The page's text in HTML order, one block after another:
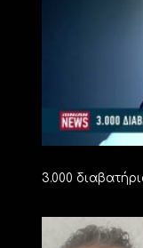
3.000